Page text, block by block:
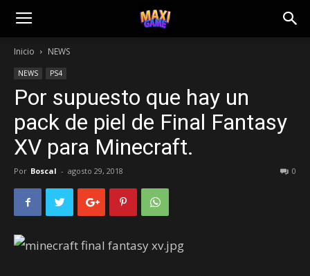
Inicio NEWS
NEWS PS4
Por supuesto que hay un
pack de piel de Final Fantasy
XV para Minecraft.
Por Boscal - agosto 29, 2018 0